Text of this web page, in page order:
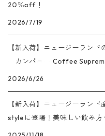
20％off！
2026/7/19
【新入荷】ニュージーランド
ーカンパニー Coffee
2026/6/26
【新入荷】ニュージーランド
styleに登場！美味しい飲み方